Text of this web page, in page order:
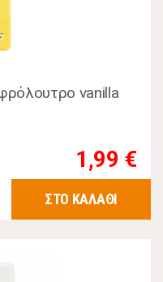
vanilla
1,99 €
ΣΤΟ ΚΑΛΑΘΙ